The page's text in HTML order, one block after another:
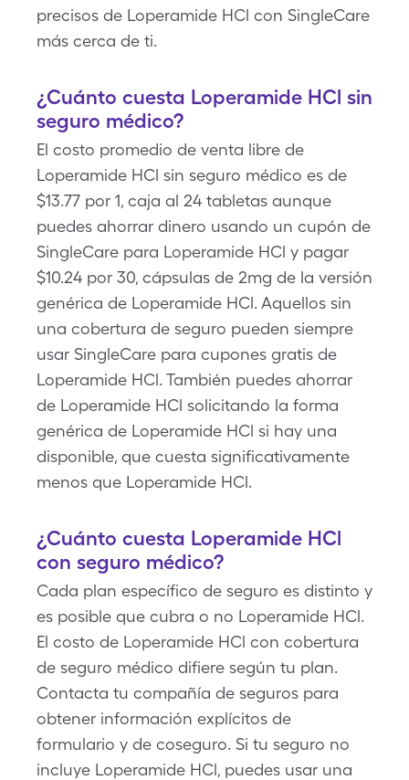
precisos de Loperamide HCl con SingleCare
más cerca de ti.
¿Cuánto cuesta Loperamide HCl sin
seguro médico?
El costo promedio de venta libre de
Loperamide HCl sin seguro médico es de
$13.77 por 1, caja al 24 tabletas aunque
puedes ahorrar dinero usando un cupón de
SingleCare para Loperamide HCl y pagar
$10.24 por 30, cápsulas de 2mg de la versión
genérica de Loperamide HCl. Aquellos sin
una cobertura de seguro pueden siempre
usar SingleCare para cupones gratis de
Loperamide HCl. También puedes ahorrar
de Loperamide HCl solicitando la forma
genérica de Loperamide HCl si hay una
disponible, que cuesta significativamente
menos que Loperamide HCl.
¿Cuánto cuesta Loperamide HCl
con seguro médico?
Cada plan específico de seguro es distinto y
es posible que cubra o no Loperamide HCl.
El costo de Loperamide HCl con cobertura
de seguro médico difiere según tu plan.
Contacta tu compañía de seguros para
obtener información explícitos de
formulario y de coseguro. Si tu seguro no
incluye Loperamide HCl, puedes usar una